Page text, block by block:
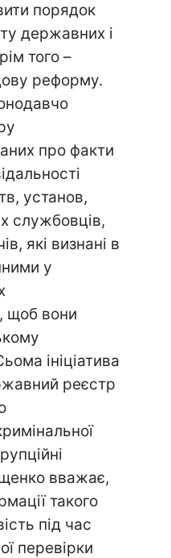
порядок
державних і
того –
реформу.
про факти
установ,
службовців,
які визнані в
у
щоб вони
ініціатива
реєстр
вважає,
такого
під час
перевірки